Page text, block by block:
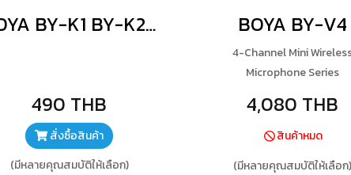
BOYA BY-K1 BY-K2 BY-K3 BY-K4 BY-K5 BY-K6 BY-K7 BY-K8 BY-K9
490 THB
สั่งซื้อสินค้า
(มีหลายคุณสมบัติให้เลือก)
BOYA BY-V4
4-Channel Mini
Microphone Series
4,080 THB
สินค้าหมด
(มีหลายคุณสมบัติให้เลือก)